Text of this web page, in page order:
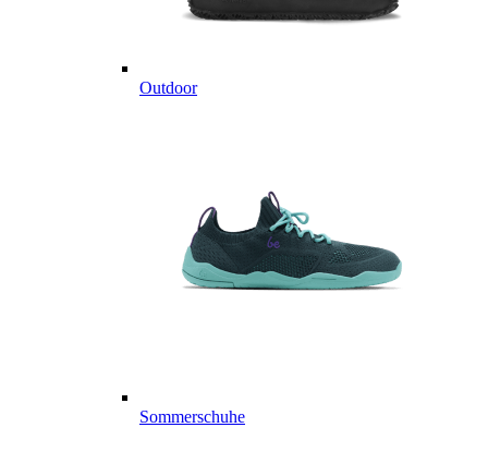
Outdoor
Sommerschuhe